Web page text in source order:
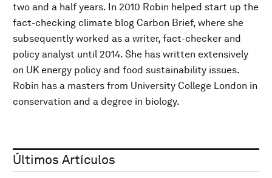
two and a half years. In 2010 Robin helped start up the
fact-checking climate blog Carbon Brief, where she
subsequently worked as a writer, fact-checker and
policy analyst until 2014. She has written extensively
on UK energy policy and food sustainability issues.
Robin has a masters from University College London in
conservation and a degree in biology.
Últimos Artículos